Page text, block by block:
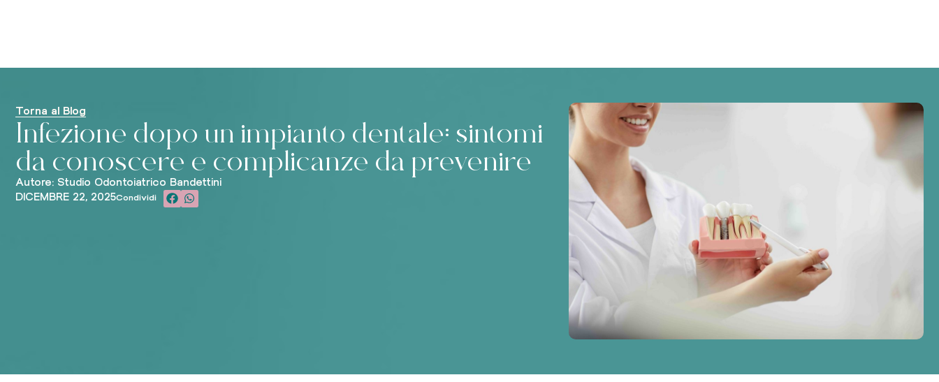
Torna al Blog
Infezione dopo un impianto dentale: sintomi
da conoscere e complicanze da prevenire
Autore: Studio Odontoiatrico Bandettini
DICEMBRE 22, 2025Condividi